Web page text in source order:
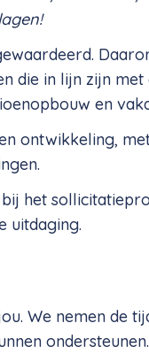
die in lijn zijn
en
ontwikkeling,
bij het
uitdaging.
We nemen de